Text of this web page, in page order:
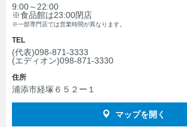
9:00～22:00
※食品館は23:00閉店
※一部専門店では営業時間が異なります。
TEL
(代表)098-871-3333
(エディオン)098-871-3330
住所
浦添市経塚６５２ー１
マップを開く